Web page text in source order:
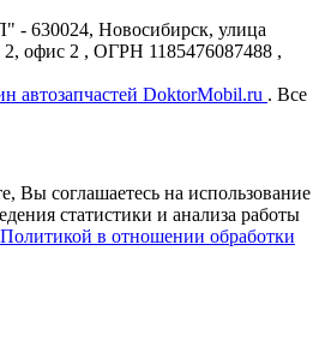
Новосибирск, улица
2, офис 2 , ОГРН 1185476087488 ,
автозапчастей DoktorMobil.ru . Все
Вы соглашаетесь на использование
статистики и анализа работы
Политикой в отношении обработки